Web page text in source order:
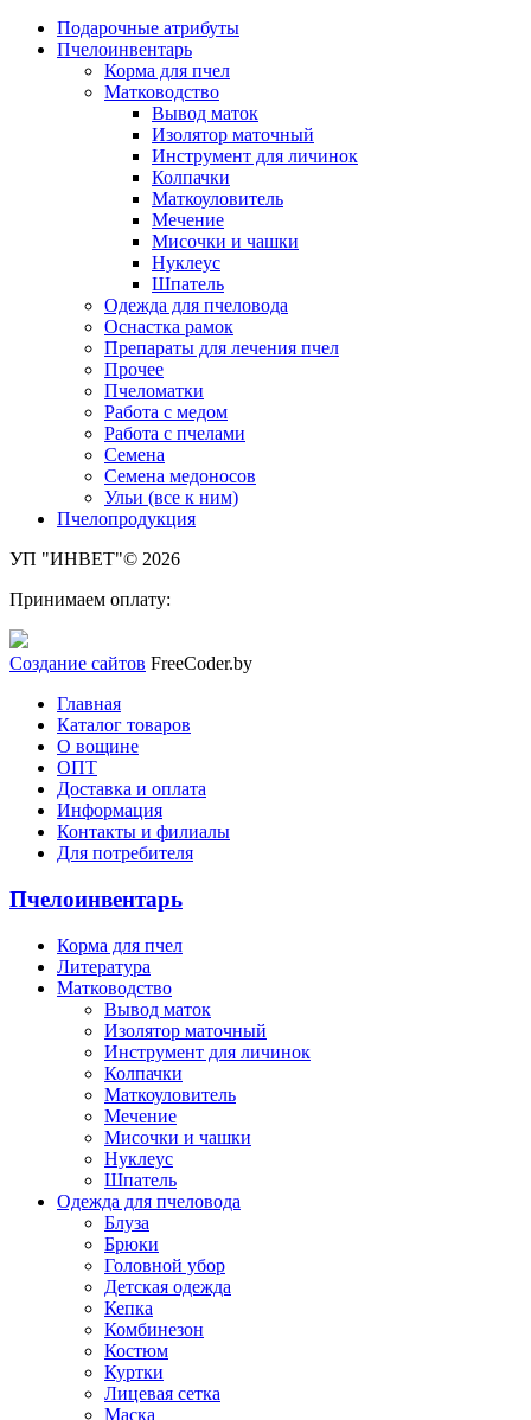
Подарочные атрибуты
Пчелоинвентарь
Корма для пчел
Матководство
Вывод маток
Изолятор маточный
Инструмент для личинок
Колпачки
Маткоуловитель
Мечение
Мисочки и чашки
Нуклеус
Шпатель
Одежда для пчеловода
Оснастка рамок
Препараты для лечения пчел
Прочее
Пчеломатки
Работа с медом
Работа с пчелами
Семена
Семена медоносов
Ульи (все к ним)
Пчелопродукция
УП "ИНВЕТ"© 2026
Принимаем оплату:
Создание сайтов FreeCoder.by
Главная
Каталог товаров
О вощине
ОПТ
Доставка и оплата
Информация
Контакты и филиалы
Для потребителя
Пчелоинвентарь
Корма для пчел
Литература
Матководство
Вывод маток
Изолятор маточный
Инструмент для личинок
Колпачки
Маткоуловитель
Мечение
Мисочки и чашки
Нуклеус
Шпатель
Одежда для пчеловода
Блуза
Брюки
Головной убор
Детская одежда
Кепка
Комбинезон
Костюм
Куртки
Лицевая сетка
Маска